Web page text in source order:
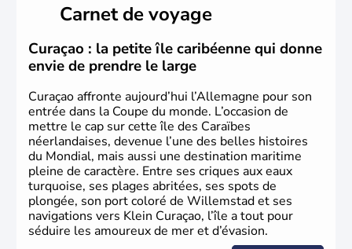
lesquelles bénéficient d'une grande autonomie. Le pays
peut se targuer de grands noms qu'il a vu naître dans tous
les domaines, des arts à la politique en passant par la
philosophie. Hertz, Gutenberg, Heidegger, Thomas Mann,
Herman Hesse ou bien Hegel en font partie.
Carnet de voyage
Curaçao : la petite île caribéenne qui donne
envie de prendre le large
Curaçao affronte aujourd’hui l’Allemagne pour son
entrée dans la Coupe du monde. L’occasion de
mettre le cap sur cette île des Caraïbes
néerlandaises, devenue l’une des belles histoires
du Mondial, mais aussi une destination maritime
pleine de caractère. Entre ses criques aux eaux
turquoise, ses plages abritées, ses spots de
plongée, son port coloré de Willemstad et ses
navigations vers Klein Curaçao, l’île a tout pour
séduire les amoureux de mer et d’évasion.